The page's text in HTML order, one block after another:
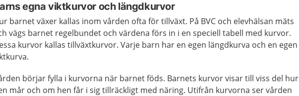
egna viktkurvor och längdkurvor
barnet växer kallas inom vården ofta för tillväxt. På BVC och elevhälsan mäts
vägs barnet regelbundet och värdena förs in i en speciell tabell med kurvor.
kurvor kallas tillväxtkurvor. Varje barn har en egen längdkurva och en egen
börjar fylla i kurvorna när barnet föds. Barnets kurvor visar till viss del hur
mår och om hen får i sig tillräckligt med näring. Utifrån kurvorna ser vården